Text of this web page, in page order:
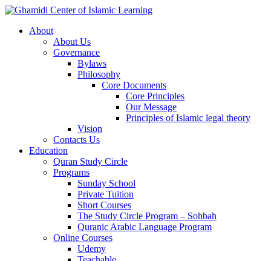
About
About Us
Governance
Bylaws
Philosophy
Core Documents
Core Principles
Our Message
Principles of Islamic legal theory
Vision
Contacts Us
Education
Quran Study Circle
Programs
Sunday School
Private Tuition
Short Courses
The Study Circle Program – Sohbah
Quranic Arabic Language Program
Online Courses
Udemy